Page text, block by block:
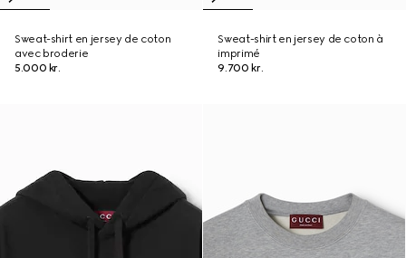
Sweat-shirt en jersey de coton
avec broderie
5.000 kr.
Sweat-shirt en jersey de coton à
imprimé
9.700 kr.